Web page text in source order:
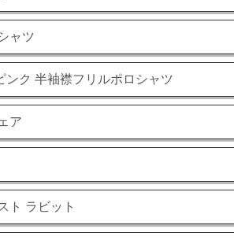
ャツ
ンク 半袖襟フリルポロシャツ
ア
ト ラビット